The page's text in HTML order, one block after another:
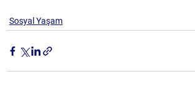
Sosyal Yaşam